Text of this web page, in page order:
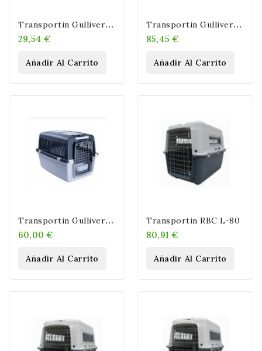
T
Ransportin Gulliver 3 IATA
29,54 €
Añadir Al Carrito
T
Ransportin Gulliver 6 IATA
85,45 €
Añadir Al Carrito
T
Ransportin Gulliver 4 IATA
60,00 €
Añadir Al Carrito
Transportin RBC L-80
80,91 €
Añadir Al Carrito